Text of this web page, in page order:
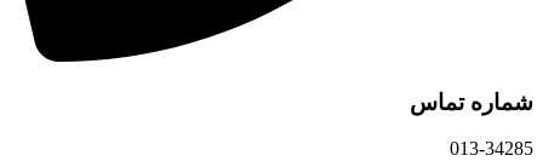
شماره تماس
013-34285